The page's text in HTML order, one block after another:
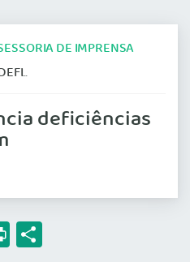
DE IMPRENSA
BELÉM
deficiências
Print